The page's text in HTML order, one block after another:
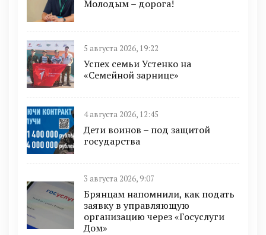
Молодым – дорога!
5 августа 2026, 19:22
Успех семьи Устенко на
«Семейной зарнице»
4 августа 2026, 12:45
Дети воинов – под защитой
государства
3 августа 2026, 9:07
Брянцам напомнили, как подать
заявку в управляющую
организацию через «Госуслуги
Дом»